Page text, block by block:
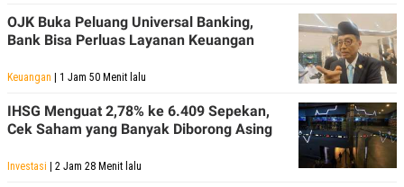
OJK Buka Peluang Universal Banking,
Bank Bisa Perluas Layanan Keuangan
Keuangan | 1 Jam 50 Menit lalu
IHSG Menguat 2,78% ke 6.409 Sepekan,
Cek Saham yang Banyak Diborong Asing
Investasi | 2 Jam 28 Menit lalu